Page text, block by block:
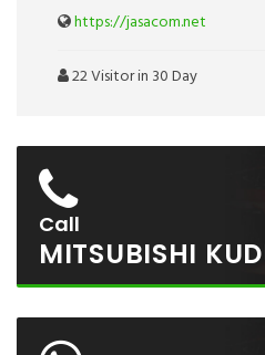
https://jasacom.net
22 Visitor in 30 Day
Call
MITSUBISHI